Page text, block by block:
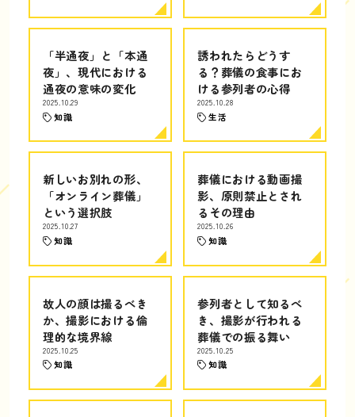
「半通夜」と「本通
夜」、現代における
通夜の意味の変化
2025.10.29
知識
誘われたらどうす
る？葬儀の食事にお
ける参列者の心得
2025.10.28
生活
新しいお別れの形、
「オンライン葬儀」
という選択肢
2025.10.27
知識
葬儀における動画撮
影、原則禁止とされ
るその理由
2025.10.26
知識
故人の顔は撮るべき
か、撮影における倫
理的な境界線
2025.10.25
知識
参列者として知るべ
き、撮影が行われる
葬儀での振る舞い
2025.10.25
知識